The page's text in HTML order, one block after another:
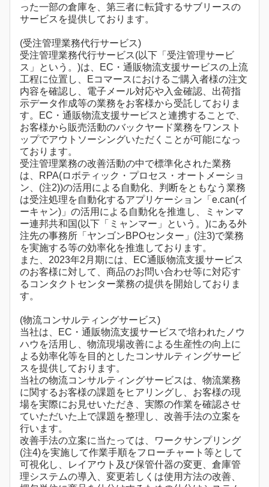
った一部の倉庫を、第三者に転貸するサブリースの
サービスを提供しております。
(受注管理業務代行サービス)
受注管理業務代行サービス(以下「受注管理サービ
ス」という。)は、EC・通販物流支援サービスの上流
工程に位置し、Eコマースにおけるご購入者様の注文
内容を確認し、電子メール対応や入金確認、出荷指
示データ作成等の業務をお客様から受託しておりま
す。EC・通販物流支援サービスと連携することで、
お客様から販売活動のバックヤード業務をワンスト
ップでアウトソーシングいただくことが可能になっ
ております。
受注管理業務の改善活動の中で標準化された業務
は、RPA(ロボティック・プロセス・オートメーショ
ン、(注2))の活用による自動化、判断をともなう業務
は受注処理を自動化するアプリケーション「e.can(イ
ーキャン)」の活用による自動化を推進し、ミャンマ
ー連邦共和国(以下「ミャンマー」という。)にある外
注先の事務所「ヤンゴンBPOセンター」(注3)で業務
を実施する等の効率化を推進しております。
また、2023年2月期には、EC通販物流支援サービス
のお客様に対して、商品のお問い合わせ等に対応す
るコンタクトセンター業務の提供を開始しておりま
す。
(物流コンサルティングサービス)
当社は、EC・通販物流支援サービスで培われたノウ
ハウを活用し、物流現場改善による生産性の向上に
よる効率化等を目的としたコンサルティングサービ
スを提供しております。
当社の物流コンサルティングサービスは、物流業務
に関するお客様の課題をヒアリングし、お客様の現
場を実際にお見せいただき、実際の作業を確認させ
ていただいた上で課題を整理し、改善手法の立案を
行います。
改善手法の立案に当たっては、ワークサンプリング
(注4)を実施して作業手順をフローチャート等として
可視化し、レイアウト及び保管什器の変更、倉庫管
理システムの導入、変更若しくは使用方法の改善、